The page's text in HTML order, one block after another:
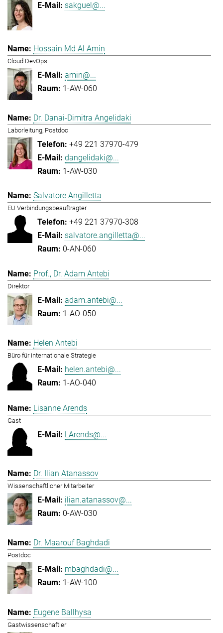
sakguel@...
Hossain Md Al Amin
Cloud DevOps
amin@...
1-AW-060
Dr. Danai-Dimitra Angelidaki
Laborleitung, Postdoc
+49 221 37970-479
dangelidaki@...
1-AW-030
Salvatore Angilletta
EU Verbindungsbeauftragter
+49 221 37970-308
salvatore.angilletta@...
0-AN-060
Prof., Dr. Adam Antebi
Direktor
adam.antebi@...
1-AO-050
Helen Antebi
Büro für internationale Strategie
helen.antebi@...
1-AO-040
Lisanne Arends
Gast
LArends@...
Dr. Ilian Atanassov
Wissenschaftlicher Mitarbeiter
ilian.atanassov@...
0-AW-030
Dr. Maarouf Baghdadi
Postdoc
mbaghdadi@...
1-AW-100
Eugene Ballhysa
Gastwissenschaftler